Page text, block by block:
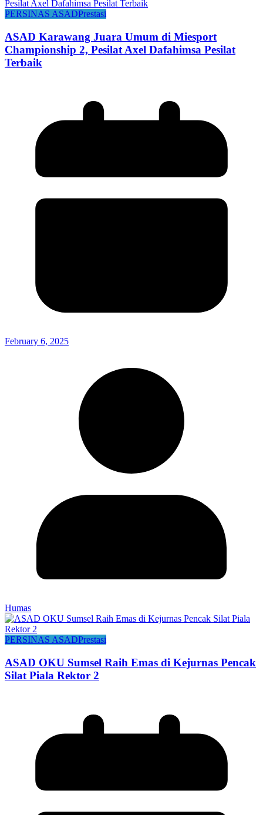
PERSINAS ASADPrestasi
ASAD Karawang Juara Umum di Miesport
Championship 2, Pesilat Axel Dafahimsa Pesilat
Terbaik
February 6, 2025
Humas
PERSINAS ASADPrestasi
ASAD OKU Sumsel Raih Emas di Kejurnas Pencak
Silat Piala Rektor 2